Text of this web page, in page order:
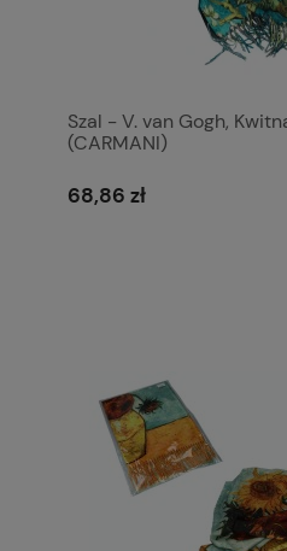
Szal - V. van Gogh,
(CARMANI)
68,86 zł